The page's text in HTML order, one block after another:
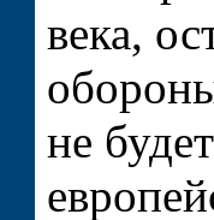
века,
не